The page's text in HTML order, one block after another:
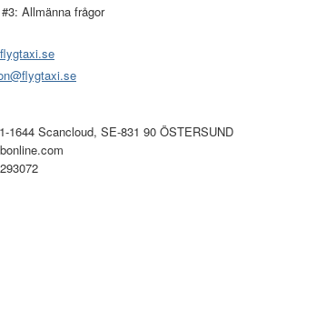
Allmänna frågor
1644 Scancloud, SE-831 90 ÖSTERSUND